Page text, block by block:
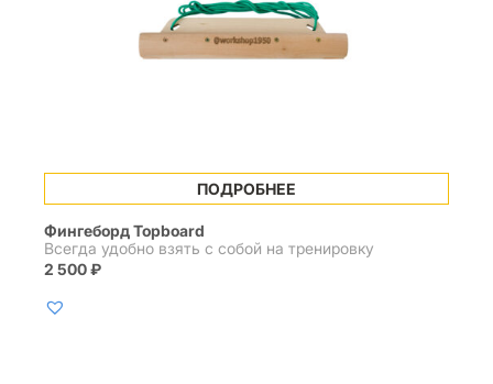
ПОДРОБНЕЕ
Фингеборд Topboard
Всегда удобно взять с собой на тренировку
2 500₽